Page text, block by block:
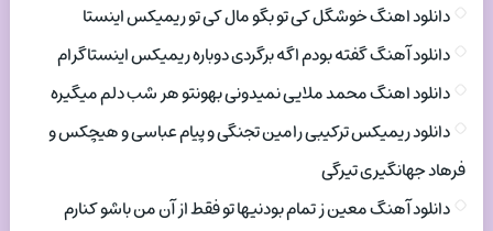
دانلود اهنگ خوشگل کی تو بگو مال کی تو ریمیکس اینستا
دانلود آهنگ گفته بودم اگه برگردی دوباره ریمیکس اینستاگرام
دانلود اهنگ محمد ملایی نمیدونی بهونتو هر شب دلم میگیره
دانلود ریمیکس ترکیبی رامین تجنگی و پیام عباسی و هیچکس و
فرهاد جهانگیری تیرگی
دانلود آهنگ معین ز تمام بودنیها تو فقط از آن من باشو کنارم